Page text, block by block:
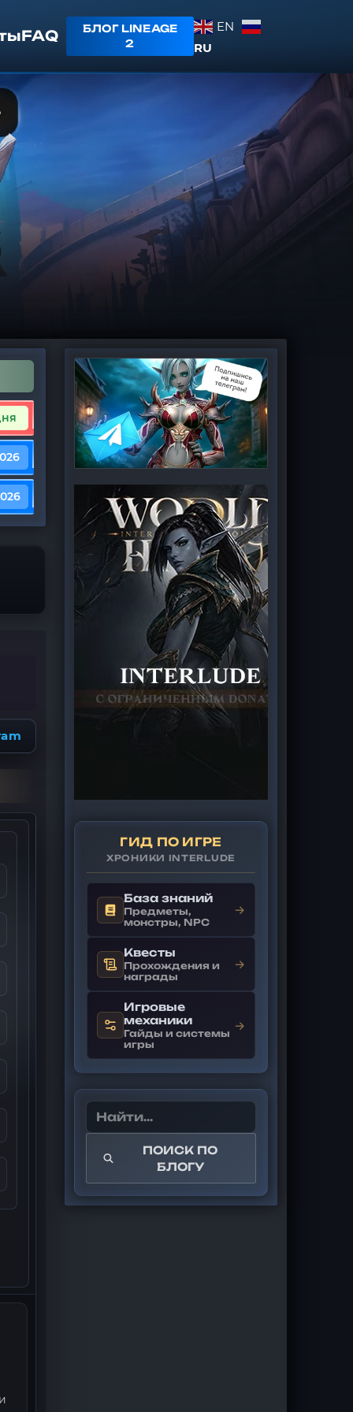
FAQ
БЛОГ LINEAGE
2
EN
RU
ГИД ПО ИГРЕ
ХРОНИКИ INTERLUDE
База знаний
Предметы,
монстры, NPC
→
Квесты
Прохождения и
награды
→
Игровые
механики
Гайды и системы
игры
→
ПОИСК ПО
БЛОГУ